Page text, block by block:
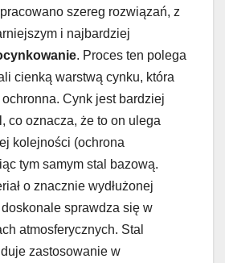
szereg rozwiązań, z
i najbardziej
. Proces ten polega
cienką warstwą cynku, która
Cynk jest bardziej
co oznacza, że to on ulega
kolejności (ochrona
tym samym stal bazową.
o znacznie wydłużonej
sprawdza się w
atmosferycznych. Stal
zastosowanie w